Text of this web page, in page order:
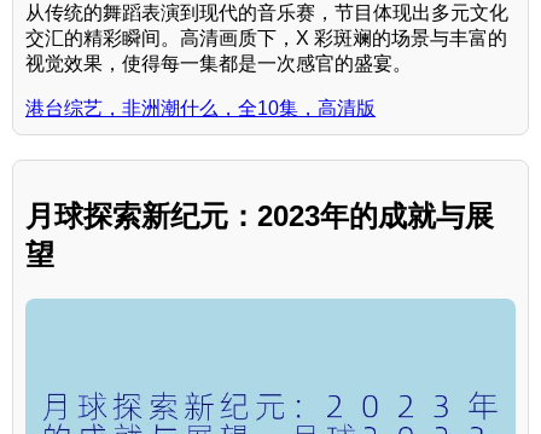
从传统的舞蹈表演到现代的音乐赛，节目体现出多元文化
交汇的精彩瞬间。高清画质下，X 彩斑斓的场景与丰富的
视觉效果，使得每一集都是一次感官的盛宴。
港台综艺，非洲潮什么，全10集，高清版
月球探索新纪元：2023年的成就与展
望